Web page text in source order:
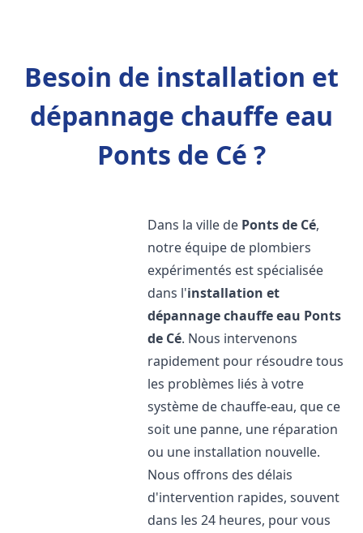
Besoin de installation et
dépannage chauffe eau
Ponts de Cé ?
Dans la ville de Ponts de Cé,
notre équipe de plombiers
expérimentés est spécialisée
dans l'installation et
dépannage chauffe eau Ponts
de Cé. Nous intervenons
rapidement pour résoudre tous
les problèmes liés à votre
système de chauffe-eau, que ce
soit une panne, une réparation
ou une installation nouvelle.
Nous offrons des délais
d'intervention rapides, souvent
dans les 24 heures, pour vous